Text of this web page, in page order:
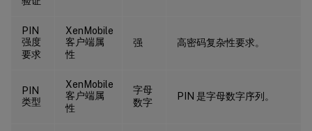
PIN
强度
要求
XenMobile
客户端属
性
强 高密码复杂性要求。
PIN
类型
XenMobile
客户端属
性
字母
数字
PIN 是字母数字序列。